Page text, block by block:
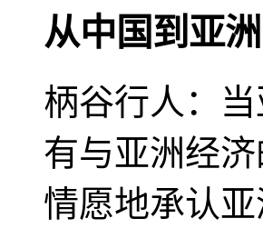
从中国到亚
柄谷行人：
有与亚洲经
情愿地承认